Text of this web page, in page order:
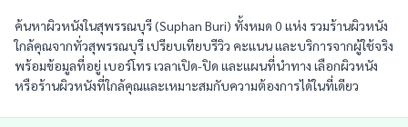
ค้นหาผิวหนังในสุพรรณบุรี (Suphan Buri) ทั้งหมด 0 แห่ง รวมร้านผิวหนัง
ใกล้คุณจากทั่วสุพรรณบุรี เปรียบเทียบรีวิว คะแนน และบริการจากผู้ใช้จริง
พร้อมข้อมูลที่อยู่ เบอร์โทร เวลาเปิด-ปิด และแผนที่นำทาง เลือกผิวหนัง
หรือร้านผิวหนังที่ใกล้คุณและเหมาะสมกับความต้องการได้ในที่เดียว